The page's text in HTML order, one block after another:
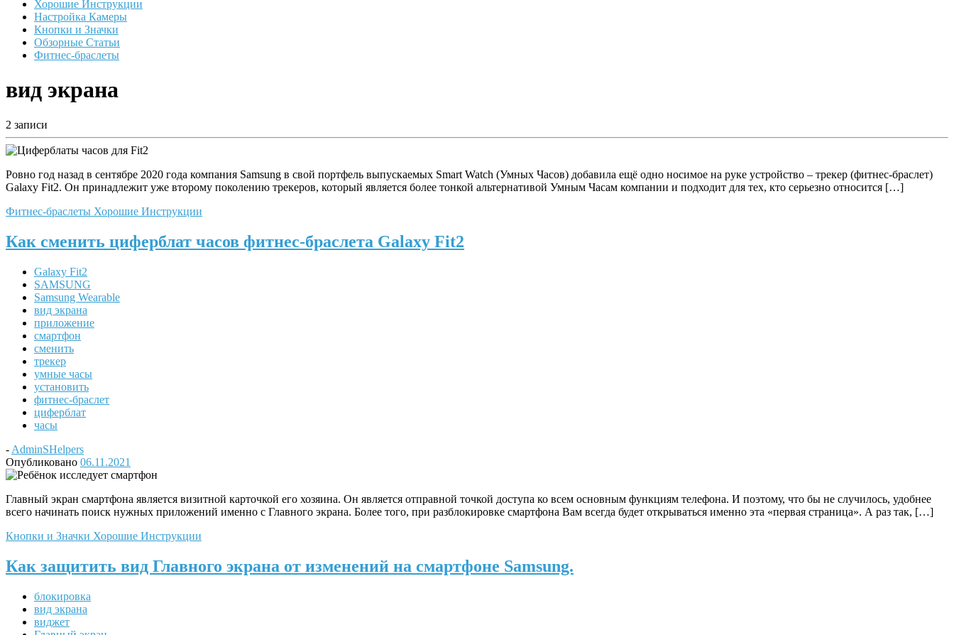
Хорошие Инструкции
Настройка Камеры
Кнопки и Значки
Обзорные Статьи
Фитнес-браслеты
вид экрана
2 записи
Ровно год назад в сентябре 2020 года компания Samsung в свой портфель выпускаемых Smart Watch (Умных Часов) добавила ещё одно носимое на руке устройство – трекер (фитнес-браслет)
Galaxy Fit2. Он принадлежит уже второму поколению трекеров, который является более тонкой альтернативой Умным Часам компании и подходит для тех, кто серьезно относится […]
Фитнес-браслеты Хорошие Инструкции
Как сменить циферблат часов фитнес-браслета Galaxy Fit2
Galaxy Fit2
SAMSUNG
Samsung Wearable
вид экрана
приложение
смартфон
сменить
трекер
умные часы
установить
фитнес-браслет
циферблат
часы
- AdminSHelpers
Опубликовано 06.11.2021
Главный экран смартфона является визитной карточкой его хозяина. Он является отправной точкой доступа ко всем основным функциям телефона. И поэтому, что бы не случилось, удобнее
всего начинать поиск нужных приложений именно с Главного экрана. Более того, при разблокировке смартфона Вам всегда будет открываться именно эта «первая страница». А раз так, […]
Кнопки и Значки Хорошие Инструкции
Как защитить вид Главного экрана от изменений на смартфоне Samsung.
блокировка
вид экрана
виджет